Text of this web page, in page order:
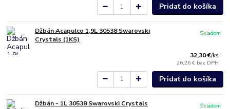
Pridať do košíka
Džbán Acapulco 1,9L 30538 Swarovski
Crystals (1KS)
32,30 €/ks
26,26 € bez DPH
Skladom
Pridať do košíka
Džbán - 1L 30538 Swarovski Crystals
Skladom